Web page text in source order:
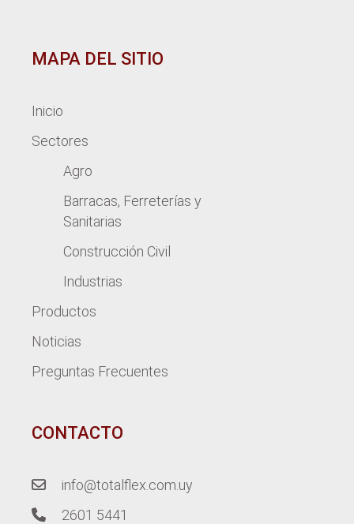
MAPA DEL SITIO
Inicio
Sectores
Agro
Barracas, Ferreterías y
Sanitarias
Construcción Civil
Industrias
Productos
Noticias
Preguntas Frecuentes
CONTACTO
info@totalflex.com.uy
2601 5441